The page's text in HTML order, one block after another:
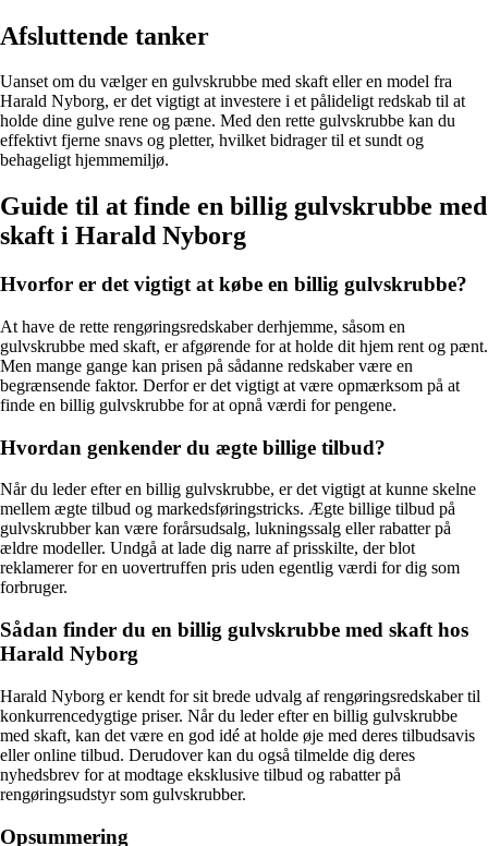
Afsluttende tanker
Uanset om du vælger en gulvskrubbe med skaft eller en model fra
Harald Nyborg, er det vigtigt at investere i et pålideligt redskab til at
holde dine gulve rene og pæne. Med den rette gulvskrubbe kan du
effektivt fjerne snavs og pletter, hvilket bidrager til et sundt og
behageligt hjemmemiljø.
Guide til at finde en billig gulvskrubbe med
skaft i Harald Nyborg
Hvorfor er det vigtigt at købe en billig gulvskrubbe?
At have de rette rengøringsredskaber derhjemme, såsom en
gulvskrubbe med skaft, er afgørende for at holde dit hjem rent og pænt.
Men mange gange kan prisen på sådanne redskaber være en
begrænsende faktor. Derfor er det vigtigt at være opmærksom på at
finde en billig gulvskrubbe for at opnå værdi for pengene.
Hvordan genkender du ægte billige tilbud?
Når du leder efter en billig gulvskrubbe, er det vigtigt at kunne skelne
mellem ægte tilbud og markedsføringstricks. Ægte billige tilbud på
gulvskrubber kan være forårsudsalg, lukningssalg eller rabatter på
ældre modeller. Undgå at lade dig narre af prisskilte, der blot
reklamerer for en uovertruffen pris uden egentlig værdi for dig som
forbruger.
Sådan finder du en billig gulvskrubbe med skaft hos
Harald Nyborg
Harald Nyborg er kendt for sit brede udvalg af rengøringsredskaber til
konkurrencedygtige priser. Når du leder efter en billig gulvskrubbe
med skaft, kan det være en god idé at holde øje med deres tilbudsavis
eller online tilbud. Derudover kan du også tilmelde dig deres
nyhedsbrev for at modtage eksklusive tilbud og rabatter på
rengøringsudstyr som gulvskrubber.
Opsummering